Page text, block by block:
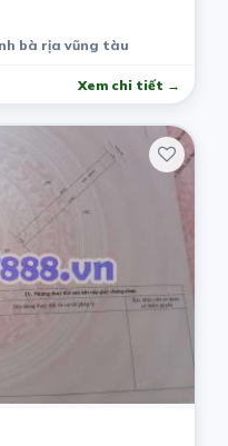
bà rịa vũng tàu
Xem chi tiết →